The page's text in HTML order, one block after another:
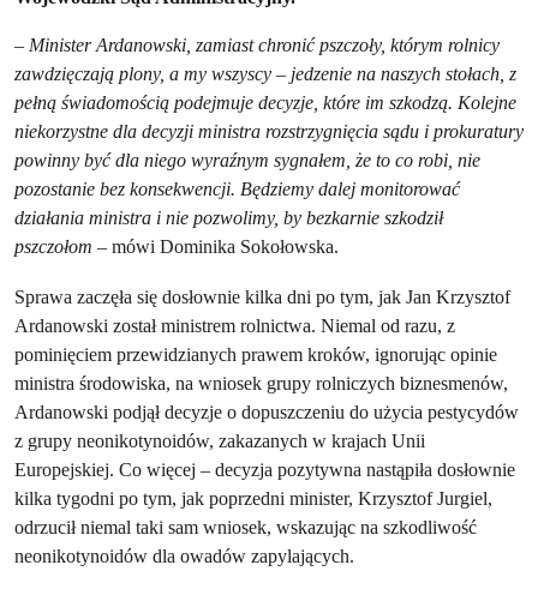
– Minister Ardanowski, zamiast chronić pszczoły, którym rolnicy
zawdzięczają plony, a my wszyscy – jedzenie na naszych stołach, z
pełną świadomością podejmuje decyzje, które im szkodzą. Kolejne
niekorzystne dla decyzji ministra rozstrzygnięcia sądu i prokuratury
powinny być dla niego wyraźnym sygnałem, że to co robi, nie
pozostanie bez konsekwencji. Będziemy dalej monitorować
działania ministra i nie pozwolimy, by bezkarnie szkodził
pszczołom – mówi Dominika Sokołowska.
Sprawa zaczęła się dosłownie kilka dni po tym, jak Jan Krzysztof
Ardanowski został ministrem rolnictwa. Niemal od razu, z
pominięciem przewidzianych prawem kroków, ignorując opinie
ministra środowiska, na wniosek grupy rolniczych biznesmenów,
Ardanowski podjął decyzje o dopuszczeniu do użycia pestycydów
z grupy neonikotynoidów, zakazanych w krajach Unii
Europejskiej. Co więcej – decyzja pozytywna nastąpiła dosłownie
kilka tygodni po tym, jak poprzedni minister, Krzysztof Jurgiel,
odrzucił niemal taki sam wniosek, wskazując na szkodliwość
neonikotynoidów dla owadów zapylających.